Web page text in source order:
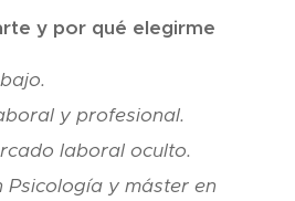
y por qué elegirme
y profesional.
laboral oculto.
Psicología y máster en